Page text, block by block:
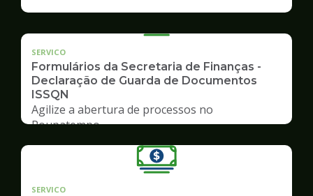
SERVICO
Formulários da Secretaria de Finanças -
Declaração de Guarda de Documentos
ISSQN
Agilize a abertura de processos no
Poupatempo
SERVICO